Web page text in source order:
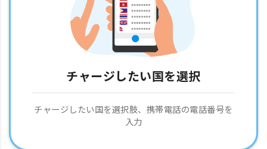
チャージしたい国を選択
チャージしたい国を選択肢、携帯電話の電話番号を
入力